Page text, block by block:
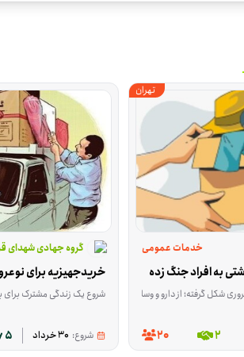
تهران
خدمات عمومی
به افراد جنگ زده
خشک تا لباس نو یا در حد نو، پک‌های ارزاق و بعضی وسایل خانه. هدف این است که بخشی از نیازهای اولیه افراد نیازمند و خانواده‌های جنگ‌زده سریع‌تر تأمین
2
20
گروه جهادی شهدای
خریدجهیزیه برای
شروع یک زندگی مشترک برای بعضی خانواده‌ها با نگرانیِ تهیه‌ی وسایل
شروع: 30 خرداد 5